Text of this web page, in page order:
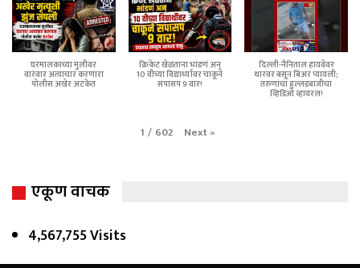
घरमालकाच्या मुलीवर
वारंवार अत्याचार करणारा
पोलीस अखेर अटकेत
क्रिकेट खेळताना भांडणं अन्
10 वीच्या विद्यार्थ्यावर चाकूने
सपासप 9 वार!
दिल्ली-नैनिताल हायवेवर
थारवर बसून बिअर प्यायली;
तरुणांचा हुल्लडबाजीचा
व्हिडिओ व्हायरल!
1 / 602 Next»
एकूण वाचक
4,567,755 Visits